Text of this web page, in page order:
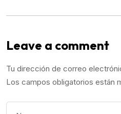
Leave a comment
Tu dirección de correo
Los campos obligatorios están